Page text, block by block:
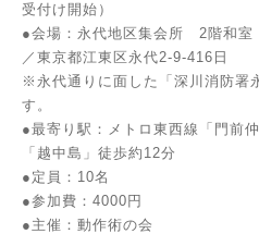
受付け開始）
●会場：永代地区集会所 2階和室
／東京都江東区永代2-9-416日
※永代通りに面した「深川消防署
す。
●最寄り駅：メトロ東西線「門前
「越中島」徒歩約12分
●定員：10名
●参加費：4000円
●主催：動作術の会